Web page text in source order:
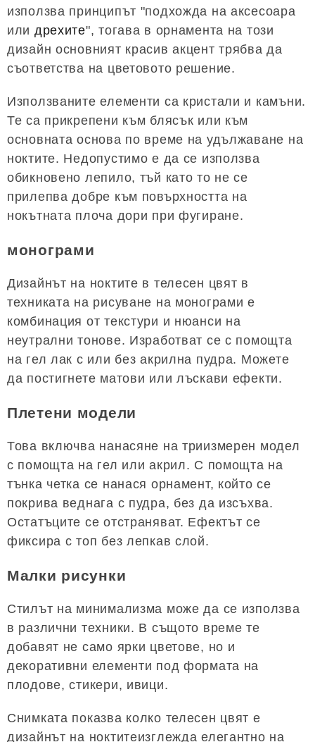
използва принципът "подхожда на аксесоара
или дрехите", тогава в орнамента на този
дизайн основният красив акцент трябва да
съответства на цветовото решение.
Използваните елементи са кристали и камъни.
Те са прикрепени към блясък или към
основната основа по време на удължаване на
ноктите. Недопустимо е да се използва
обикновено лепило, тъй като то не се
прилепва добре към повърхността на
нокътната плоча дори при фугиране.
монограми
Дизайнът на ноктите в телесен цвят в
техниката на рисуване на монограми е
комбинация от текстури и нюанси на
неутрални тонове. Изработват се с помощта
на гел лак с или без акрилна пудра. Можете
да постигнете матови или лъскави ефекти.
Плетени модели
Това включва нанасяне на триизмерен модел
с помощта на гел или акрил. С помощта на
тънка четка се нанася орнамент, който се
покрива веднага с пудра, без да изсъхва.
Остатъците се отстраняват. Ефектът се
фиксира с топ без лепкав слой.
Малки рисунки
Стилът на минимализма може да се използва
в различни техники. В същото време те
добавят не само ярки цветове, но и
декоративни елементи под формата на
плодове, стикери, ивици.
Снимката показва колко телесен цвят е
дизайнът на ноктитеизглежда елегантно на